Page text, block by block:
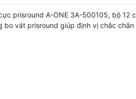
prisround A-ONE 3A-500105, bộ 12
bo vát prisround giúp định vị chắc chắn